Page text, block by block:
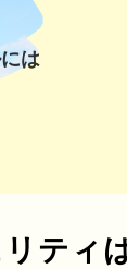
は
ティ